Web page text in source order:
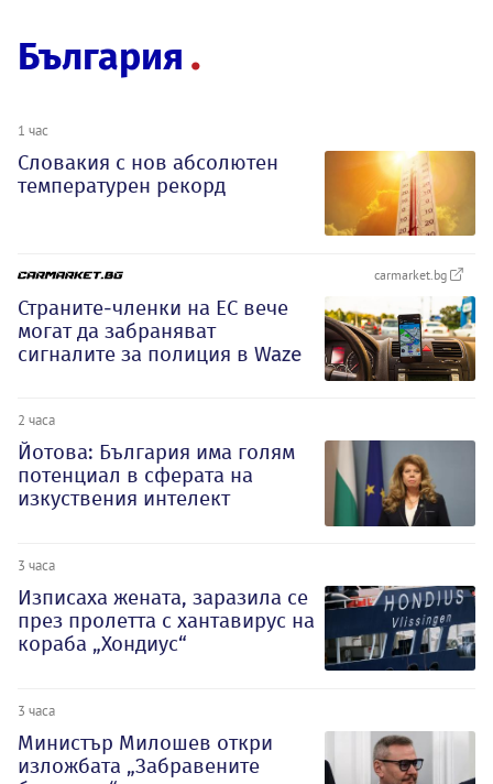
България
1 час
Словакия с нов абсолютен
температурен рекорд
carmarket.bg
Страните-членки на ЕС вече
могат да забраняват
сигналите за полиция в Waze
2 часа
Йотова: България има голям
потенциал в сферата на
изкуствения интелект
3 часа
Изписаха жената, заразила се
през пролетта с хантавирус на
кораба „Хондиус“
3 часа
Министър Милошев откри
изложбата „Забравените